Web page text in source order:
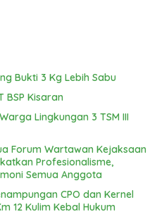
Bukti 3 Kg Lebih Sabu
BSP Kisaran
Lingkungan 3 TSM III
Forum Wartawan Kejaksaan
Profesionalisme,
Semua Anggota
CPO dan Kernel
12 Kulim Kebal Hukum